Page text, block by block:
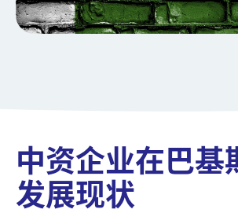
中资企业在巴基
发展现状